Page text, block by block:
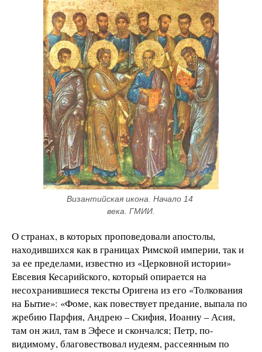
Византийская икона. Начало 14
века. ГМИИ.
О странах, в которых проповедовали апостолы,
находившихся как в границах Римской империи, так и
за ее пределами, известно из «Церковной истории»
Евсевия Кесарийского, который опирается на
несохранившиеся тексты Оригена из его «Толкования
на Бытие»: «Фоме, как повествует предание, выпала по
жребию Парфия, Андрею – Скифия, Иоанну – Асия,
там он жил, там в Эфесе и скончался; Петр, по-
видимому, благовествовал иудеям, рассеянным по